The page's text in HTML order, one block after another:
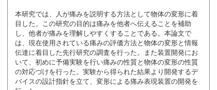
本研究では、人が痛みを説明する方法として物体の変形に着
目した。この研究の目的は痛みを他者へ伝えることを補助
し、他者が痛みを理解しやすくすることである。本論文で
は、現在使用されている痛みの評価方法と物体の変形と情報
伝達に着目した先行研究の調査を行った。また装置開発にお
いて、初めに予備実験を行い痛みの性質と物体の変形の性質
の対応づけを行った。実験から得られた結果より開発するデ
バイスの設計指針を立て、変形による痛み表現装置の開発を